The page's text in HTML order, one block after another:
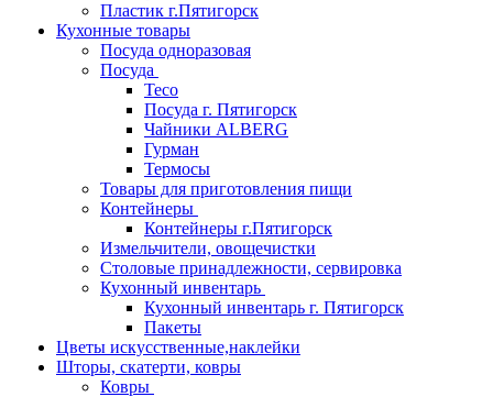
Пластик г.Пятигорск
Кухонные товары
Посуда одноразовая
Посуда
Teco
Посуда г. Пятигорск
Чайники ALBERG
Гурман
Термосы
Товары для приготовления пищи
Контейнеры
Контейнеры г.Пятигорск
Измельчители, овощечистки
Столовые принадлежности, сервировка
Кухонный инвентарь
Кухонный инвентарь г. Пятигорск
Пакеты
Цветы искусственные,наклейки
Шторы, скатерти, ковры
Ковры